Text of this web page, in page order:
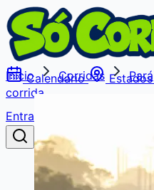
Calendário Estados
corrida
Entrar
Início Corridas Pará